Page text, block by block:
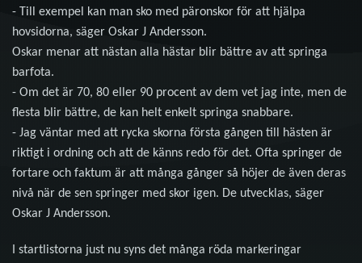
- Till exempel kan man sko med päronskor för att hjälpa
hovsidorna, säger Oskar J Andersson.
Oskar menar att nästan alla hästar blir bättre av att springa
barfota.
- Om det är 70, 80 eller 90 procent av dem vet jag inte, men de
flesta blir bättre, de kan helt enkelt springa snabbare.
- Jag väntar med att rycka skorna första gången till hästen är
riktigt i ordning och att de känns redo för det. Ofta springer de
fortare och faktum är att många gånger så höjer de även deras
nivå när de sen springer med skor igen. De utvecklas, säger
Oskar J Andersson.
I startlistorna just nu syns det många röda markeringar